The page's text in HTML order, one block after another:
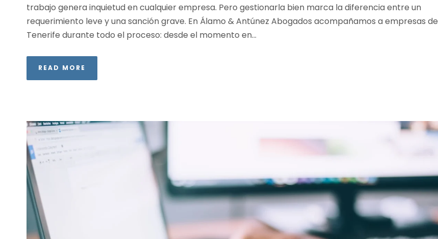
trabajo genera inquietud en cualquier empresa. Pero gestionarla bien marca la diferencia entre un
requerimiento leve y una sanción grave. En Álamo & Antúnez Abogados acompañamos a empresas de
Tenerife durante todo el proceso: desde el momento en...
READ MORE